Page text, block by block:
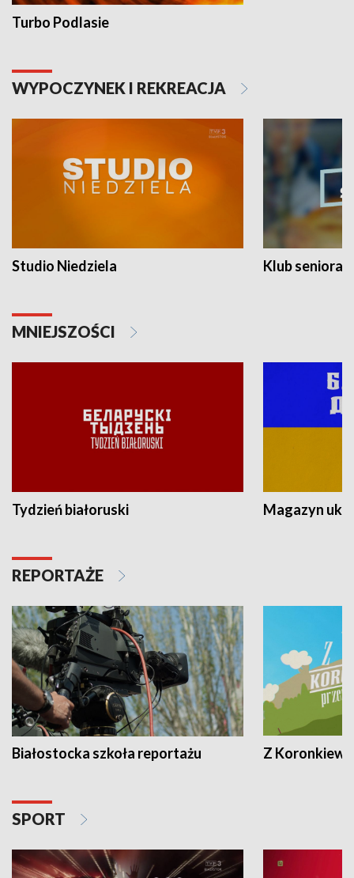
Turbo Podlasie
WYPOCZYNEK I REKREACJA
Studio Niedziela Klub seniora
MNIEJSZOŚCI
Tydzień białoruski Magazyn
REPORTAŻE
Białostocka szkoła reportażu Z
SPORT